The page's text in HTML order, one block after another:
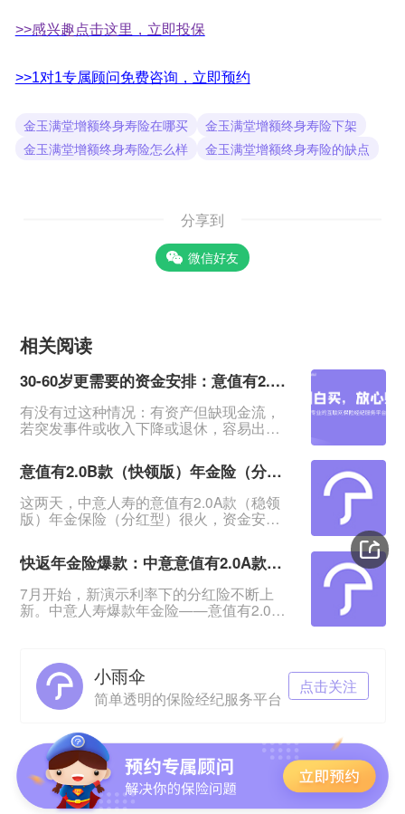
>>感兴趣点击这里，立即投保
>>1对1专属顾问免费咨询，立即预约
金玉满堂增额终身寿险在哪买
金玉满堂增额终身寿险下架
金玉满堂增额终身寿险怎么样
金玉满堂增额终身寿险的缺点
分享到
微信好友
相关阅读
30-60岁更需要的资金安排：意值有2.0B款（快领版）分红年金险
有没有过这种情况：有资产但缺现金流，
若突发事件或收入下降或退休，容易出现
活。&nbsp;一笔安全的、能提供持续现金
流、在急需用钱时又能无损失拿回的资
金，在这时候就显得特别重要。&nbsp;中
意意值有2.0B款（快领版）年金保险（分
红型）：回血快、返钱快、资金安全，提
更需要的资金规划。&n
意值有2.0B款（快领版）年金险（分红型）相比A款有哪些优势？
这两天，中意人寿的意值有2.0A款（稳领
版）年金保险（分红型）很火，资金安
个系列还有个B款（快领版）：这款有哪些
保障？与A款有哪些区别？今日就来测一测
意值有2.0B款（快领版）年金保险（分红
型）。一、意值有2.0B款（快领版）保障
怎么样？与A款有哪些区别？意值有2.0B款
快返年金险爆款：中意意值有2.0A款年金保险（分红型）来了
7月开始，新演示利率下的分红险不断上
新。中意人寿爆款年金险——意值有2.0A
返还”卖得很火。有人问2.0版还值不值得
买。今日就来做一个详细测评，关注快返
年金险的一起来看。
&nbsp;&nbsp;&nbsp;&nbsp;一、意值有
看投保规则
小雨伞
简单透明的保险经纪服务平台
点击关注